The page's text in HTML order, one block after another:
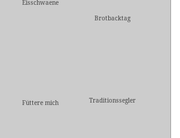
Eisschwaene
Brotbacktag
Füttere mich Traditionssegler